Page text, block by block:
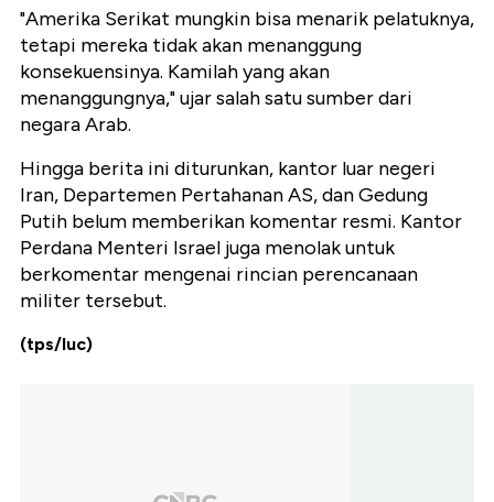
"Amerika Serikat mungkin bisa menarik pelatuknya,
tetapi mereka tidak akan menanggung
konsekuensinya. Kamilah yang akan
menanggungnya," ujar salah satu sumber dari
negara Arab.
Hingga berita ini diturunkan, kantor luar negeri
Iran, Departemen Pertahanan AS, dan Gedung
Putih belum memberikan komentar resmi. Kantor
Perdana Menteri Israel juga menolak untuk
berkomentar mengenai rincian perencanaan
militer tersebut.
(tps/luc)